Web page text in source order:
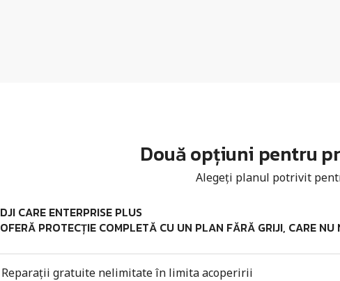
Două opțiuni pentru
Alegeți planul potrivit
DJI CARE ENTERPRISE PLUS
OFERĂ PROTECȚIE COMPLETĂ CU UN PLAN FĂRĂ GRIJI, CARE
Reparații gratuite nelimitate în limita acoperirii